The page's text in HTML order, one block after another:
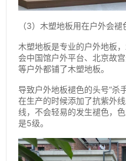
（3）木塑地板用在户外会褪
木塑地板是专业的户外地板
会中国馆户外平台、北京故
等户外都铺了木塑地板。
导致户外地板褪色的头号“杀
在生产的时候添加了抗紫外
线，不会轻易的发生褪色，
是5级。